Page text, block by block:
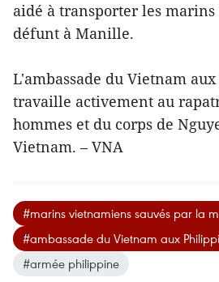
aidé à transporter les marins
défunt à Manille.
L'ambassade du Vietnam
travaille activement au
hommes et du corps de
Vietnam. – VNA
#marins vietnamiens sauvés par la
#ambassade du Vietnam aux
#armée philippine